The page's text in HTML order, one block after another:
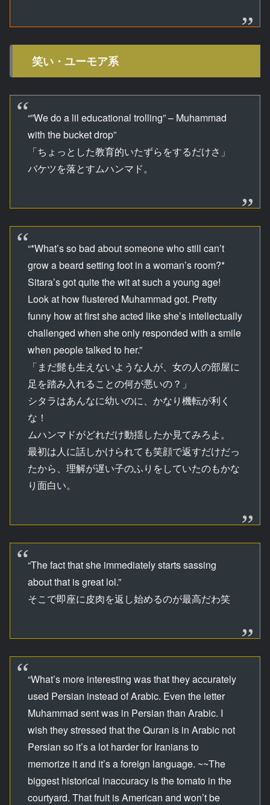
笑い・ユーモア系
“”We do a lil educational trolling” – Muhammad
with the bucket drop”
「ちょっとした教育的いたずらをするだけさ」
バケツを落とすムハンマド。
“*What’s so bad about someone who still can’t
grow a beard setting foot in a woman’s room?*
Sitara’s got quite the wit at such a young age!
Look at how flustered Muhammad got. Pretty
funny how at first she acted like she’s intellectually
challenged when she only responded with a smile
when people talked to her.”
「まだ髭も生えないような人が、女の人の部屋に
足を踏み入れることの何が悪いの？」
シタラはあんなに幼いのに、かなり機転が利く
な！
ムハンマドがどれだけ動揺したか見てみろよ。
最初は人に話しかけられても笑顔で返すだけだっ
たから、理解が遅い子のふりをしていたのもかな
り面白い。
“The fact that she immediately starts sassing
about that is great lol.”
そこで即座に皮肉を返し始めるのが最高だわ笑
“What’s more interesting was that they accurately
used Persian instead of Arabic. Even the letter
Muhammad sent was in Persian than Arabic. I
wish they stressed that the Quran is in Arabic not
Persian so it’s a lot harder for Iranians to
memorize it and it’s a foreign language. ~~The
biggest historical inaccuracy is the tomato in the
courtyard. That fruit is American and won’t be